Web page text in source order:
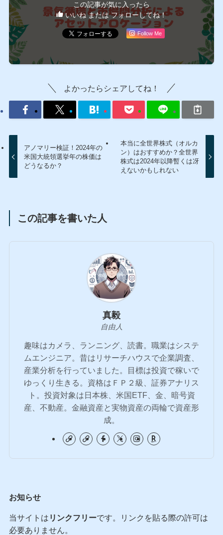
この記事が気に入ったら
いいね または フォローしてね！
Follow Me
よかったらシェアしてね！
アノマリー検証！2024年の
米国大統領選挙年の株価は
どうなるか？
本当に全世界株式（オルカ
ン）はおすすめか？全世界
株式は2024年以降暫くは冴
えないかもしれない
この記事を書いた人
真毅
自由人
趣味はカメラ、ランニング、読書。職業はシステ
ムエンジニア。昔はリサーチハウスで企業調査、
産業分析を行っていました。目標は投資で稼いで
ゆっくり生きる。資格はＦＰ２級、証券アナリス
ト。投資対象は日本株、米国ETF、金、暗号資
産、不動産。金融資産と実物資産の両輪で資産形
成。
お知らせ
当サイトは リンクフリーです。リンクを貼る際の許可は
必要ありません。